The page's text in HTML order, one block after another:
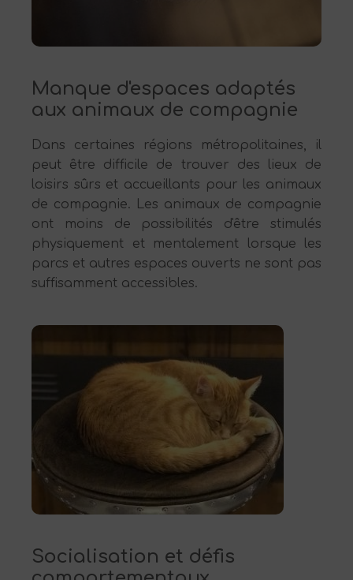
Manque d'espaces adaptés
aux animaux de compagnie
Dans certaines régions métropolitaines, il
peut être difficile de trouver des lieux de
loisirs sûrs et accueillants pour les animaux
de compagnie. Les animaux de compagnie
ont moins de possibilités d'être stimulés
physiquement et mentalement lorsque les
parcs et autres espaces ouverts ne sont pas
suffisamment accessibles.
Socialisation et défis